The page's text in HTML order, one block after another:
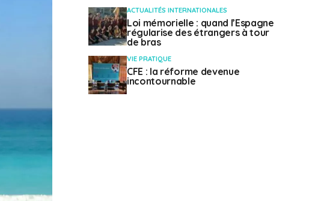
ACTUALITÉS INTERNATIONALES
Loi mémorielle : quand l’Espagne
régularise des étrangers à tour
de bras
VIE PRATIQUE
CFE : la réforme devenue
incontournable